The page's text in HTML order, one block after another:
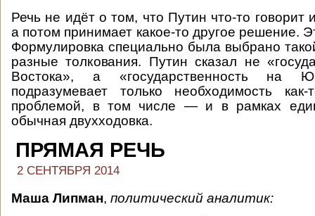
Речь не идёт о том, что Путин что-то говорит
а потом принимает какое-то другое решение.
Формулировка специально была выбрано
разные толкования. Путин сказал не
Востока», а «государственность на
подразумевает только необходимость
проблемой, в том числе — и в рамках
обычная двухходовка.
ПРЯМАЯ РЕЧЬ
2 СЕНТЯБРЯ 2014
Маша Липман, политический аналитик: